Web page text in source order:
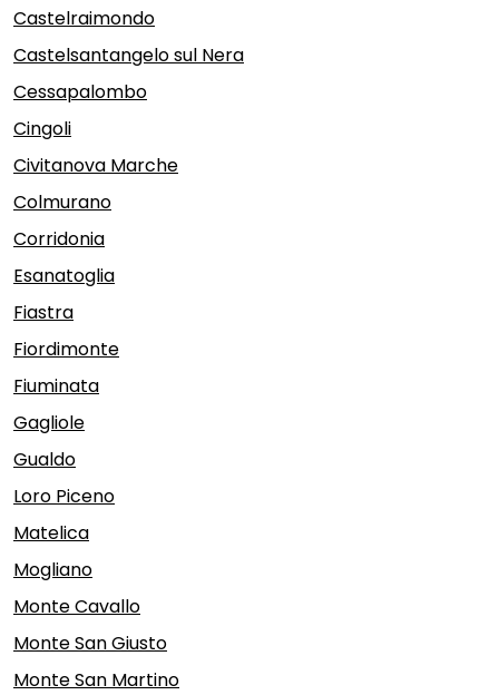
Castelraimondo
Castelsantangelo sul Nera
Cessapalombo
Cingoli
Civitanova Marche
Colmurano
Corridonia
Esanatoglia
Fiastra
Fiordimonte
Fiuminata
Gagliole
Gualdo
Loro Piceno
Matelica
Mogliano
Monte Cavallo
Monte San Giusto
Monte San Martino